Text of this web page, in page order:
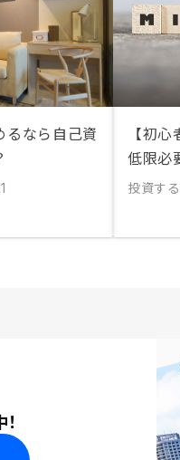
るなら自己資
【初
低限必
投資する